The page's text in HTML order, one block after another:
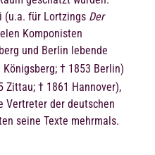
(u.a. für Lortzings Der
Komponisten
und Berlin lebende
† 1853 Berlin)
Zittau; † 1861 Hannover),
Vertreter der deutschen
seine Texte mehrmals.